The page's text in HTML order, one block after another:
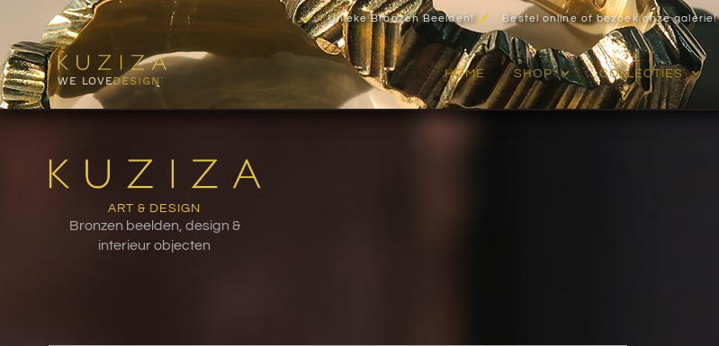
Unieke Bronzen Beelden! Bestel online of bezoek onze galerie!
WE LOVE DESIGN
HOME SHOP COLLECTIES
ART & DESIGN
Bronzen beelden, design &
interieur objecten